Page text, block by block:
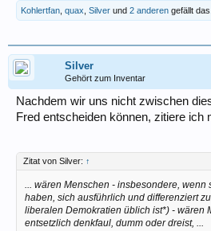
Kohlertfan quax Silver und 2 anderen gefällt das.
Silver
Gehört zum Inventar
Nachdem wir uns nicht zwischen
Fred entscheiden können, zitiere ich
Zitat von Silver: ↑
... wären Menschen - insbesondere, wenn
haben, sich ausführlich und differenziert
liberalen Demokratien üblich ist*) - wären
entsetzlich denkfaul, dumm oder dreist, ...